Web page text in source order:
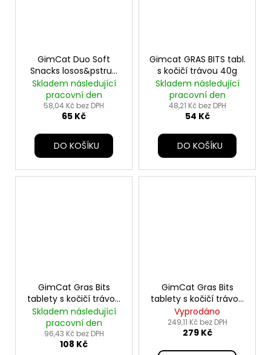
GimCat Duo Soft
Snacks losos&pstruh
50g
Skladem následující
pracovní den
58,04 Kč bez DPH
65 Kč
DO KOŠÍKU
Gimcat GRAS BITS tabl.
s kočičí trávou 40g
Skladem následující
pracovní den
48,21 Kč bez DPH
54 Kč
DO KOŠÍKU
GimCat Gras Bits
tablety s kočičí trávou
140g
Skladem následující
pracovní den
96,43 Kč bez DPH
108 Kč
GimCat Gras Bits
tablety s kočičí trávou
425g
Vyprodáno
249,11 Kč bez DPH
279 Kč